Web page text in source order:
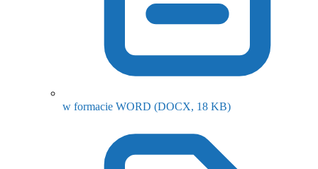
w formacie WORD (DOCX, 18 KB)(otwiera się w